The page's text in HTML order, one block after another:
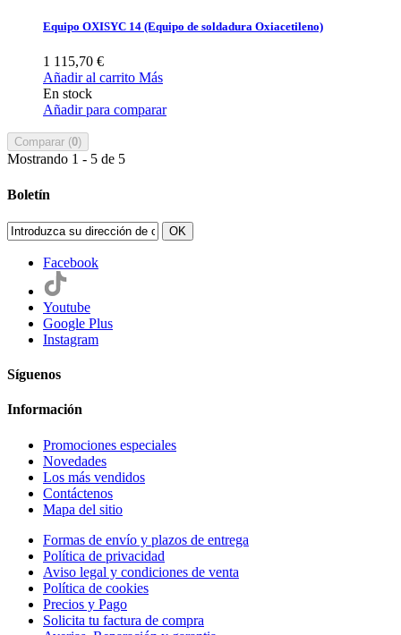
Equipo OXISYC 14 (Equipo de soldadura Oxiacetileno)
1 115,70 €
Añadir al carrito Más
En stock
Añadir para comparar
Comparar (0)
Mostrando 1 - 5 de 5
Boletín
OK
Facebook
Youtube
Google Plus
Instagram
Síguenos
Información
Promociones especiales
Novedades
Los más vendidos
Contáctenos
Mapa del sitio
Formas de envío y plazos de entrega
Política de privacidad
Aviso legal y condiciones de venta
Política de cookies
Precios y Pago
Solicita tu factura de compra